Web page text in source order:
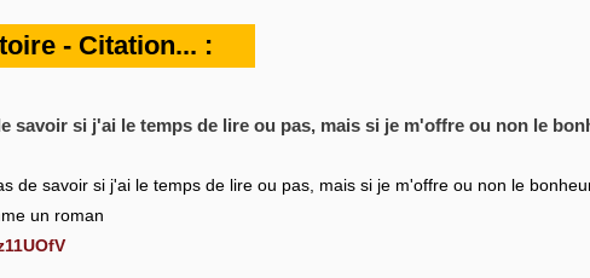
- Citation... :
savoir si j'ai le temps de lire ou pas, mais si je m'offre ou non le
de savoir si j'ai le temps de lire ou pas, mais si je m'offre ou non le
un roman